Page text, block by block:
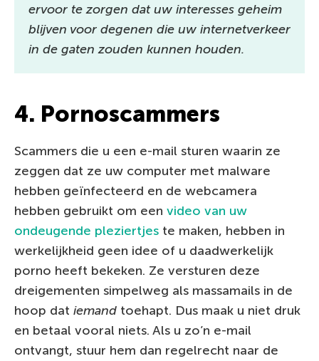
ervoor te zorgen dat uw interesses geheim
blijven voor degenen die uw internetverkeer
in de gaten zouden kunnen houden.
4. Pornoscammers
Scammers die u een e-mail sturen waarin ze
zeggen dat ze uw computer met malware
hebben geïnfecteerd en de webcamera
hebben gebruikt om een video van uw
ondeugende pleziertjes te maken, hebben in
werkelijkheid geen idee of u daadwerkelijk
porno heeft bekeken. Ze versturen deze
dreigementen simpelweg als massamails in de
hoop dat iemand toehapt. Dus maak u niet druk
en betaal vooral niets. Als u zo’n e-mail
ontvangt, stuur hem dan regelrecht naar de